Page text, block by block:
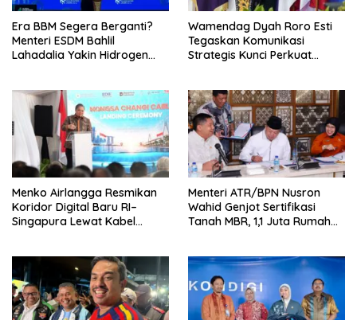
Era BBM Segera Berganti?
Menteri ESDM Bahlil
Lahadalia Yakin Hidrogen
Wamendag Dyah Roro Esti
Tegaskan Komunikasi
Strategis Kunci Perkuat
Menko Airlangga Resmikan
Koridor Digital Baru RI–
Singapura Lewat Kabel
Menteri ATR/BPN Nusron
Wahid Genjot Sertifikasi
Tanah MBR, 1,1 Juta Rumah